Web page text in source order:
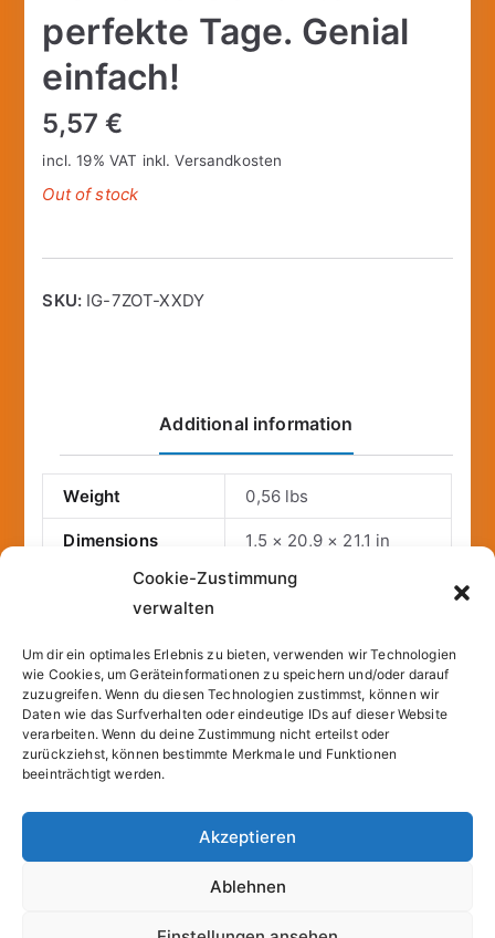
Cookie-Zustimmung
verwalten
Um dir ein optimales Erlebnis zu bieten, verwenden wir Technologien
wie Cookies, um Geräteinformationen zu speichern und/oder darauf
zuzugreifen. Wenn du diesen Technologien zustimmst, können wir
Daten wie das Surfverhalten oder eindeutige IDs auf dieser Website
verarbeiten. Wenn du deine Zustimmung nicht erteilst oder
zurückziehst, können bestimmte Merkmale und Funktionen
beeinträchtigt werden.
Akzeptieren
Ablehnen
perfekte Tage. Genial
einfach!
5,57€
incl. 19% VAT inkl.Versandkosten
Out of stock
SKU: IG-7ZOT-XXDY
Additional information
Weight 0,56 lbs
Dimensions 1,5 × 20,9 × 21,1 in
Publisher Draksal Fachverlag
Publication date 2010-04-01T00:00:01Z
Number of pages 160
Copyright © 2026Sparfuchs – Kassel. |Cookie-
| Powered byZakra